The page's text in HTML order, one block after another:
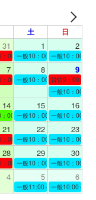
土 日
31 1 2
00～12：00
一般10：00～19：00
一般10：00～
7 8 9
00～12：00
一般10：00～19：00
貸切9：00～10
一般10：00～
14 15 16
00～19：00
一般10：00～19：00
一般10：00～
21 22 23
00～13：00
一般10：00～19：00
一般10：00～
28 29 30
00～12：00
一般10：00～19：00
一般10：00～
4 5 6
一般11:00～19:00一般10:00～